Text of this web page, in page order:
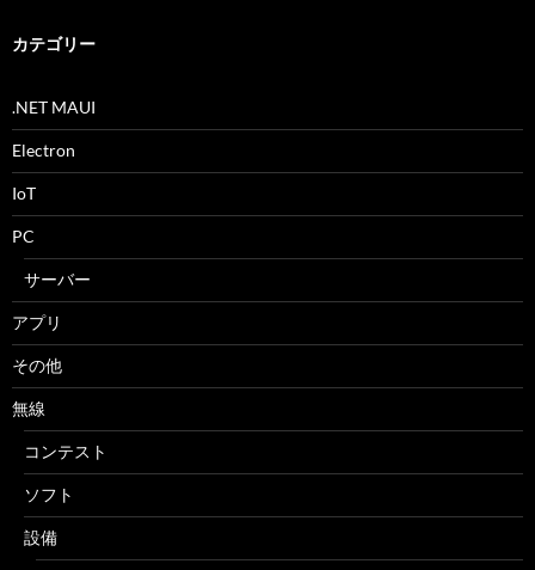
ブ
カテゴリー
.NET MAUI
Electron
IoT
PC
サーバー
アプリ
その他
無線
コンテスト
ソフト
設備